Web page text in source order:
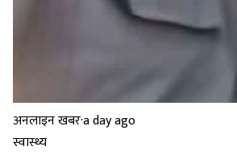
अनलाइन खबर·a day ago
स्वास्थ्य